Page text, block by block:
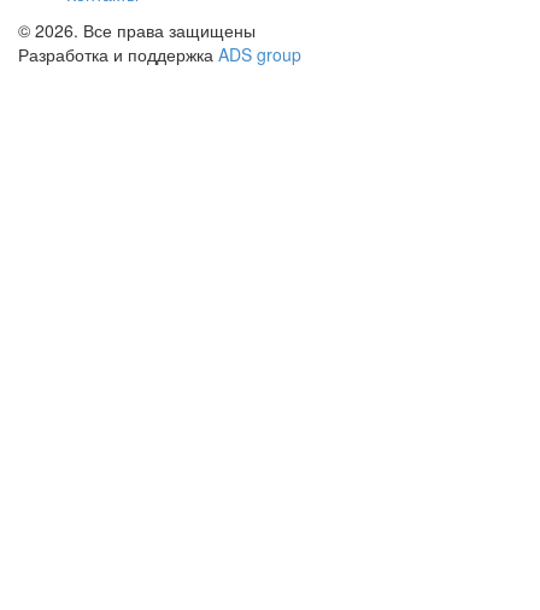
© 2026. Все права защищены
Разработка и поддержка ADS group